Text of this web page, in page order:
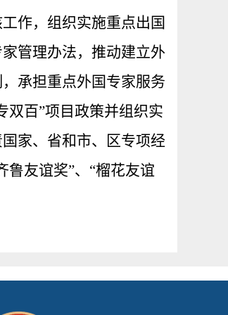
作，组织实施重点出国
管理办法，推动建立外
承担重点外国专家服务
双百”项目政策并组织实
家、省和市、区专项经
友谊奖”、“榴花友谊